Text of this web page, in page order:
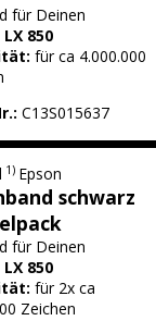
für Deinen
LX 850
für ca 4.000.000
C13S015637
1) Epson
schwarz
für Deinen
LX 850
für 2x ca
Zeichen